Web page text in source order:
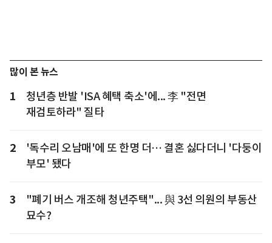
많이 본 뉴스
1
청년층 반발 'ISA 혜택 축소'에... 李 "전면
재검토하라" 질타
2
'독수리 오남매'에 또 한명 더… 결혼 싫다더니 '다둥이
부모' 됐다
3
"폐기 버스 개조해 청년주택"... 與 3선 의원의 부동산
묘수?